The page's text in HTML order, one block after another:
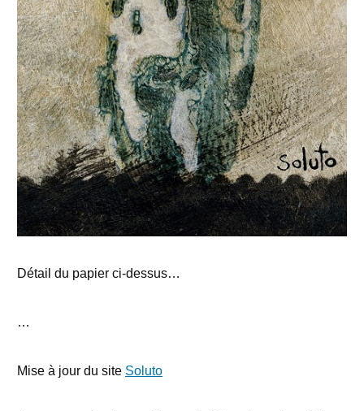
Détail du papier ci-dessus…
…
Mise à jour du site Soluto